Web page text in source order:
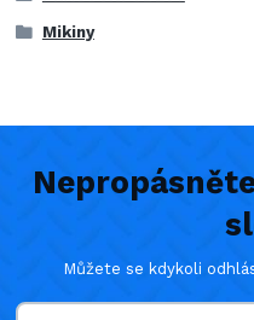
Mikiny
Můžete se kdykoli